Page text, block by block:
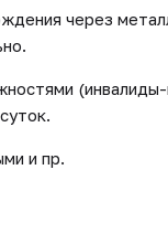
через
(инвалиды-
и пр.